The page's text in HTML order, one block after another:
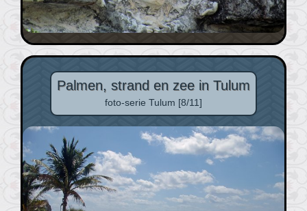
Palmen, strand en zee in Tulum
foto-serie Tulum [8/11]